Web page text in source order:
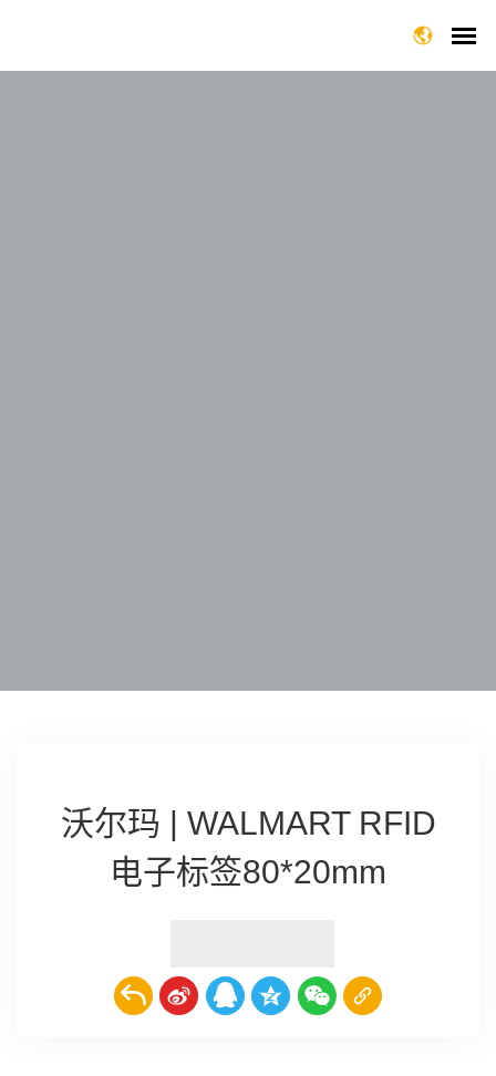
沃尔玛 | WALMART RFID
电子标签80*20mm